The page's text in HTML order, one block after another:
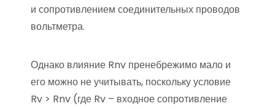
и сопротивлением соединительных проводов
вольтметра.
Однако влияние Rnv пренебрежимо мало и
его можно не учитывать, поскольку условие
Rv > Rnv (где Rv – входное сопротивление